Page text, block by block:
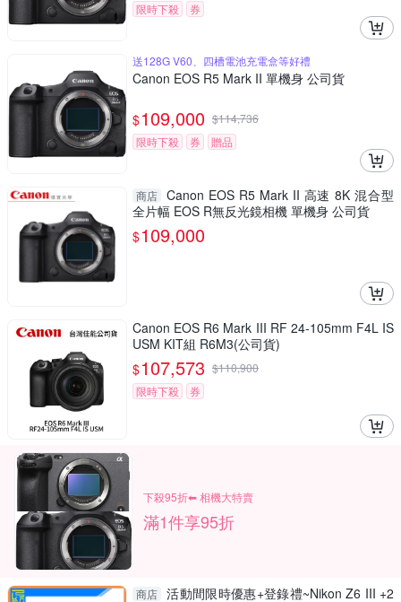
限時下殺
券
送128G V60、四槽電池充電盒等好禮
Canon EOS R5 Mark II 單機身 公司貨
$109,000 $114,736
限時下殺
券 贈品
商店 Canon EOS R5 Mark II 高速 8K 混合型
全片幅 EOS R無反光鏡相機 單機身 公司貨
$109,000
Canon EOS R6 Mark III RF 24-105mm F4L IS
USM KIT組 R6M3(公司貨)
$107,573 $110,900
限時下殺
券
下殺95折⬅︎ 相機大特賣
滿1件享95折
商店 活動間限時優惠+登錄禮~Nikon Z6 III +2